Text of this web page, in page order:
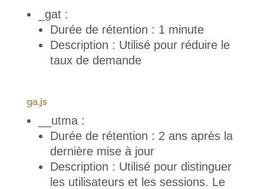
_gat :
Durée de rétention : 1 minute
Description : Utilisé pour réduire le
taux de demande
ga.js
__utma :
Durée de rétention : 2 ans après la
dernière mise à jour
Description : Utilisé pour distinguer
les utilisateurs et les sessions. Le